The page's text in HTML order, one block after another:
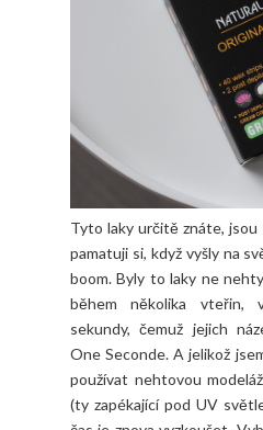
Tyto laky určitě znáte,
pamatuji si, když vyšly na
boom. Byly to laky ne
během několika vteřin,
sekundy, čemuž jejich
One Seconde. A jelikož
používat nehtovou
(ty zapékající pod UV